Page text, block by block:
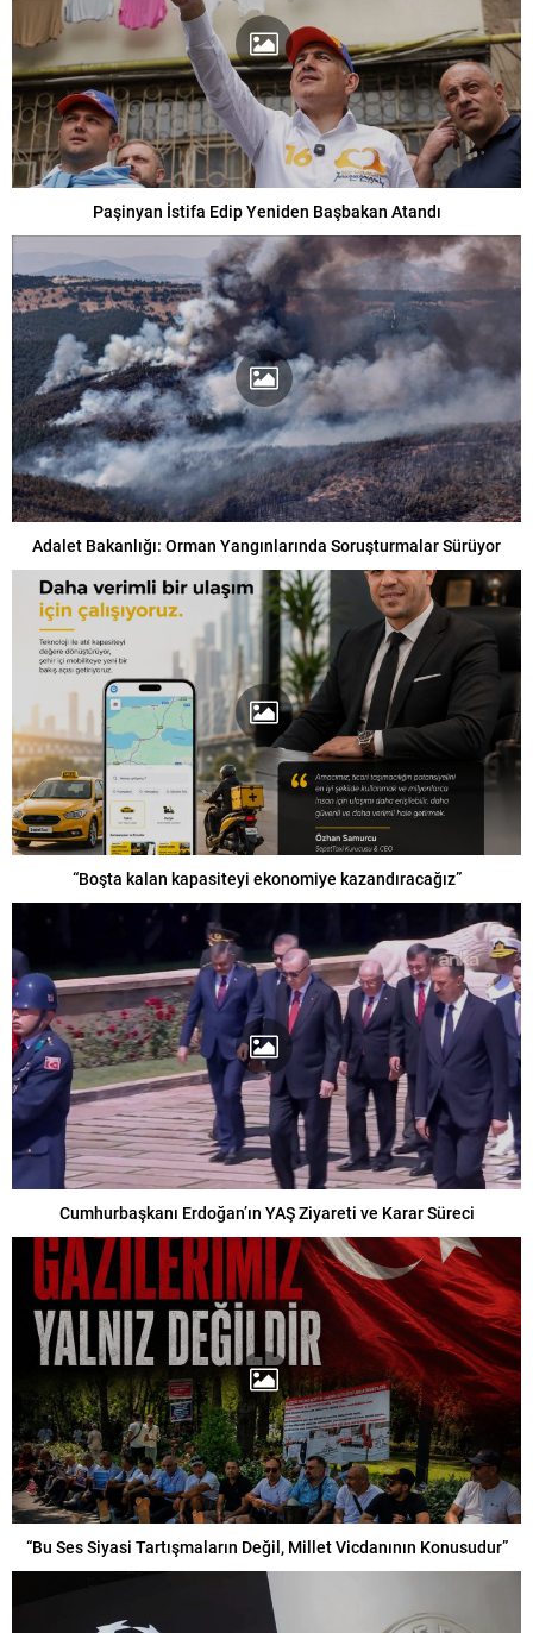
Paşinyan İstifa Edip Yeniden Başbakan Atandı
Adalet Bakanlığı: Orman Yangınlarında Soruşturmalar Sürüyor
“Boşta kalan kapasiteyi ekonomiye kazandıracağız”
Cumhurbaşkanı Erdoğan’ın YAŞ Ziyareti ve Karar Süreci
“Bu Ses Siyasi Tartışmaların Değil, Millet Vicdanının Konusudur”